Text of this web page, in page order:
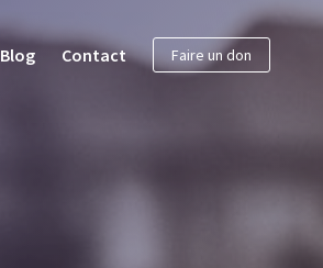
Blog Contact Faire un don